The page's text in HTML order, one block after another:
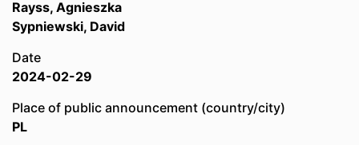
Rayss, Agnieszka
Sypniewski, David
Date
2024-02-29
Place of public announcement (country/city)
PL